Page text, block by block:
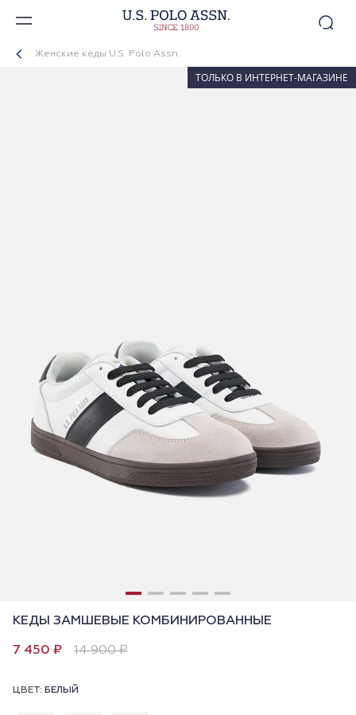
Женские кеды U.S. Polo Assn.
ТОЛЬКО В ИНТЕРНЕТ-МАГАЗИНЕ
КЕДЫ ЗАМШЕВЫЕ КОМБИНИРОВАННЫЕ
7 450 ₽ 14 900 ₽
ЦВЕТ: БЕЛЫЙ